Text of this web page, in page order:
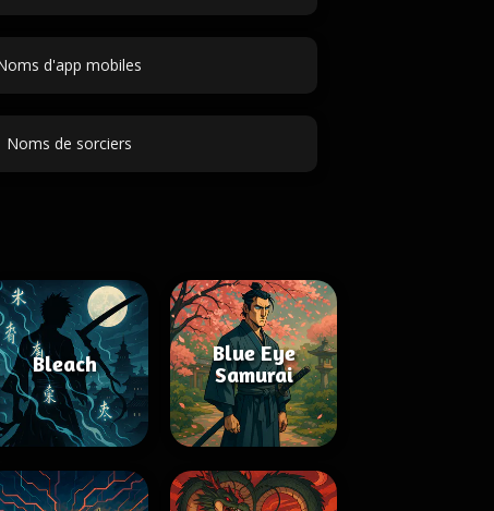
d'app mobiles
Noms de sorciers
Bleach
Blue Eye
Samurai